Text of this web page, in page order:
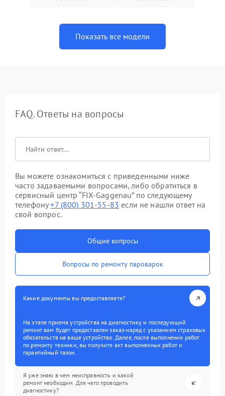
Показать все модели
FAQ. Ответы на вопросы
Вы можете ознакомиться с приведенными ниже
часто задаваемыми вопросами, либо обратиться в
сервисный центр “FIX-Gaggenau” по следующему
телефону+7 (800) 301-55-83 если не нашли ответ на
свой вопрос.
Общие вопросы
Вопросы по ремонту пароварок
Какие документы вы предоставляете?
На этапе приема устройства на диагностику и последующий
ремонт вам будет предоставлен заказ-наряд с указанием страховых
обязательств на ваше устройство. Далее, после выполнения работ
по ремонту техники, вы получите акт выполненных работ и
гарантийный талон.
Я уже знаю в чем неисправность и какой
ремонт необходим. Для чего проводить
диагностику?